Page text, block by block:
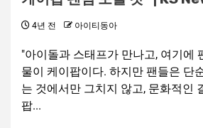
4년 전 아이티동아
"아이돌과 스태프가 만나고, 여기에
물이 케이팝이다. 하지만 팬들은 단
는 것에서만 그치지 않고, 문화적인
팝...